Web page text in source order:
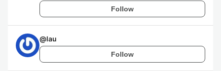
Follow
@lau
Follow